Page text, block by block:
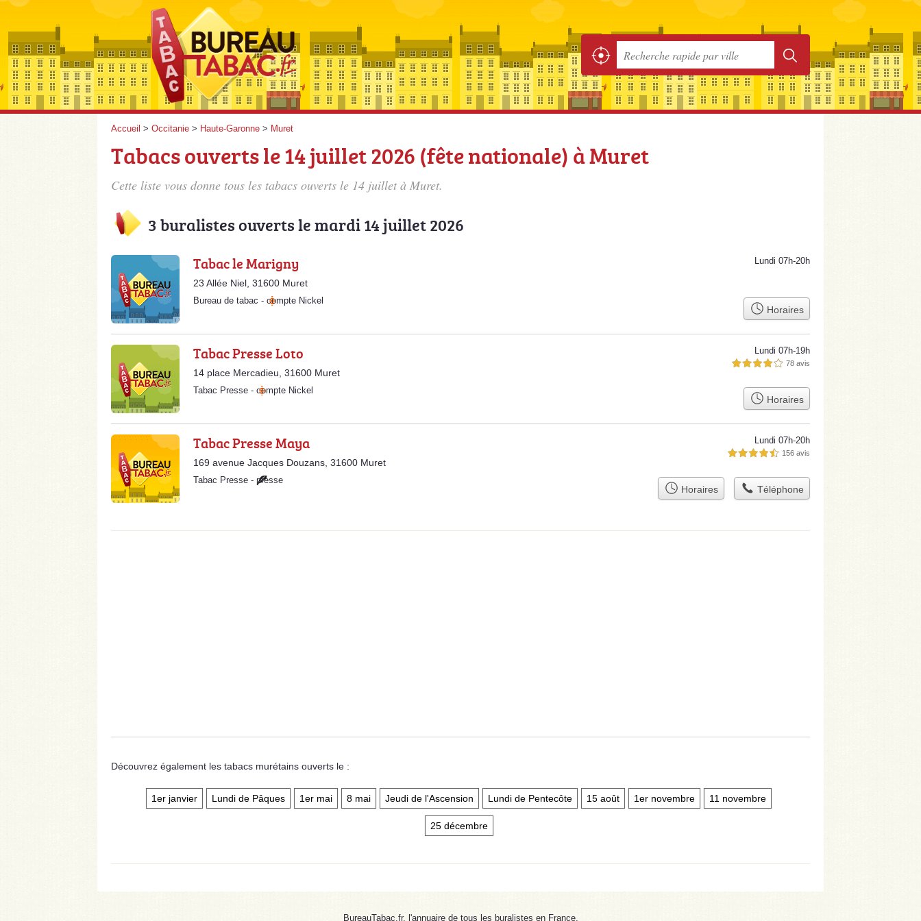
Accueil > Occitanie > Haute-Garonne > Muret
Tabacs ouverts le 14 juillet 2026 (fête nationale) à Muret
Cette liste vous donne tous les tabacs ouverts le 14 juillet à Muret.
3 buralistes ouverts le mardi 14 juillet 2026
Tabac le Marigny
23 Allée Niel, 31600 Muret
Lundi 07h-20h
Bureau de tabac - compte Nickel
Horaires
Tabac Presse Loto
14 place Mercadieu, 31600 Muret
Lundi 07h-19h
4,0 étoiles sur 5 78 avis
Tabac Presse - compte Nickel
Horaires
Tabac Presse Maya
169 avenue Jacques Douzans, 31600 Muret
Lundi 07h-20h
4,5 étoiles sur 5 156 avis
Tabac Presse - presse
Horaires Téléphone
Découvrez également les tabacs murétains ouverts le :
1er janvier Lundi de Pâques 1er mai 8 mai Jeudi de l'Ascension Lundi de Pentecôte 15 août 1er novembre 11 novembre
25 décembre
BureauTabac.fr, l'annuaire de tous les buralistes en France.